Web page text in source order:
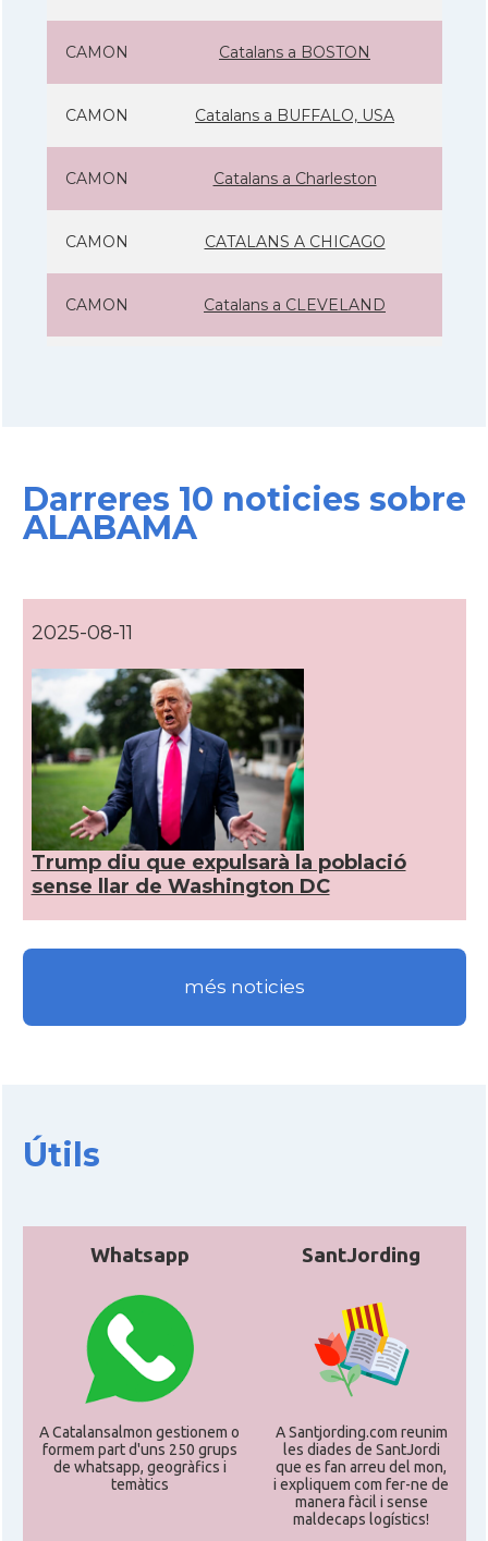
CAMON Catalans a BOSTON
CAMON Catalans a BUFFALO, USA
CAMON Catalans a Charleston
CAMON CATALANS A CHICAGO
CAMON Catalans a CLEVELAND
CAMON Catalans a CONNECTICUT
CAMON
CAMON Catalans a DETROIT
CAMON Catalans a DURHAM, NC
CAMON Catalans a Hawaii
CAMON Catalans a Houston - Texas
Catalans a IOWA
CAMON Catalans a Las Vegas
CAMON Catalans a Los Angeles
CAMON Catalans a Maine, USA
CAMON Catalans a MIAMI
Catalans a MINNESOTA
Darreres 10 noticies sobre
ALABAMA
2025-08-11
Trump diu que expulsarà la població
sense llar de Washington DC
més noticies
Útils
Whatsapp
A Catalansalmon gestionem o
formem part d'uns 250 grups
de whatsapp, geogràfics i
temàtics
SantJording
A Santjording.com reunim
les diades de SantJordi
que es fan arreu del mon,
i expliquem com fer-ne de
manera fàcil i sense
maldecaps logí­stics!